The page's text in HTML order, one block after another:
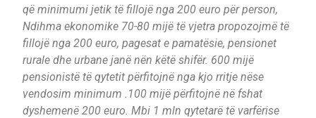
që minimumi jetik të fillojë nga 200 euro për person,
Ndihma ekonomike 70-80 mijë të vjetra propozojmë të
fillojë nga 200 euro, pagesat e pamatësie, pensionet
rurale dhe urbane janë nën këtë shifër. 600 mijë
pensionistë të qytetit përfitojnë nga kjo rritje nëse
vendosim minimum .100 mijë përfitojnë në fshat
dyshemenë 200 euro. Mbi 1 mln qytetarë të varfërise